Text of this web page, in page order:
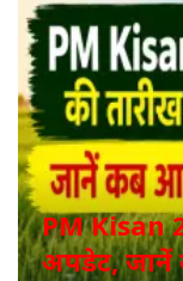
PM Kisan
अपडेट,